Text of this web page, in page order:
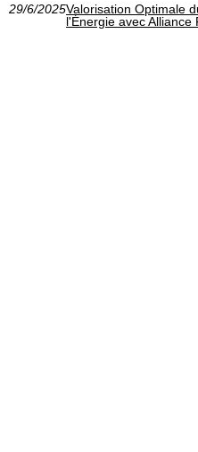
29/6/2025Valorisation Optimale
l'Énergie avec Alliance